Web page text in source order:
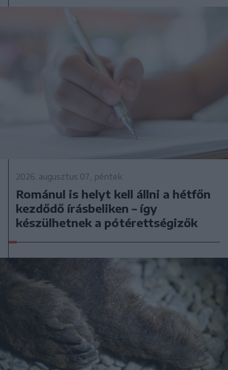
2026. augusztus 07., péntek
Románul is helyt kell állni a hétfőn
kezdődő írásbeliken – így
készülhetnek a pótérettségizők